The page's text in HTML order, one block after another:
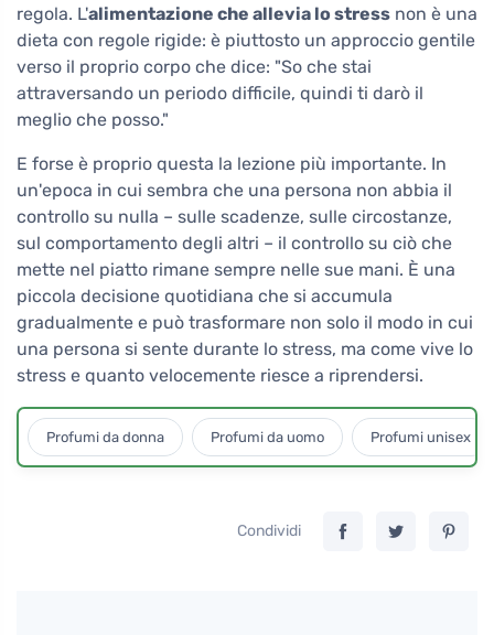
regola. L'alimentazione che allevia lo stress non è una
dieta con regole rigide: è piuttosto un approccio gentile
verso il proprio corpo che dice: "So che stai
attraversando un periodo difficile, quindi ti darò il
meglio che posso."
E forse è proprio questa la lezione più importante. In
un'epoca in cui sembra che una persona non abbia il
controllo su nulla – sulle scadenze, sulle circostanze,
sul comportamento degli altri – il controllo su ciò che
mette nel piatto rimane sempre nelle sue mani. È una
piccola decisione quotidiana che si accumula
gradualmente e può trasformare non solo il modo in cui
una persona si sente durante lo stress, ma come vive lo
stress e quanto velocemente riesce a riprendersi.
Profumi da donna Profumi da uomo Profumi unisex
Condividi